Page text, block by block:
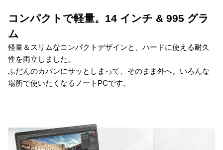
コンパクトで軽量。14 インチ & 995 グラ
ム
軽量＆スリムなコンパクトデザインと、ハードに使える耐久
性を両立しました。
ふだんのカバンにサッとしまって、そのまま外へ。いろんな
場所で使いたくなるノートPCです。